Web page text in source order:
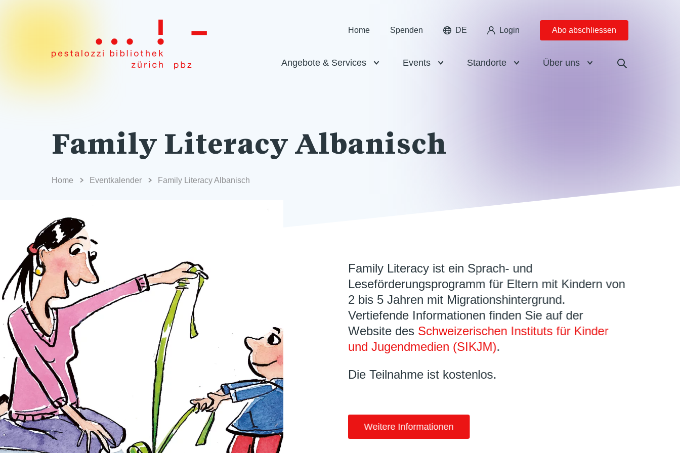
Home Spenden DE Login Abo abschliessen
Angebote & Services Events Standorte Über uns
Family Literacy Albanisch
Home Eventkalender Family Literacy Albanisch
Family Literacy ist ein Sprach- und
Leseförderungsprogramm für Eltern mit Kindern von
2 bis 5 Jahren mit Migrationshintergrund.
Vertiefende Informationen finden Sie auf der
Website des Schweizerischen Instituts für Kinder
und Jugendmedien (SIKJM).
Die Teilnahme ist kostenlos.
Weitere Informationen